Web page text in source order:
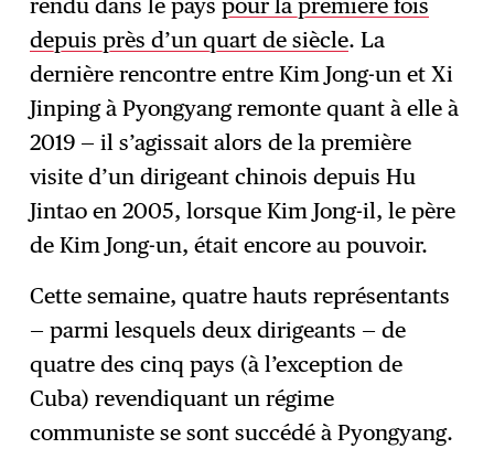
depuis près d’un quart de siècle. La
dernière rencontre entre Kim Jong-un et Xi
Jinping à Pyongyang remonte quant à elle à
2019 — il s’agissait alors de la première
visite d’un dirigeant chinois depuis Hu
Jintao en 2005, lorsque Kim Jong-il, le père
de Kim Jong-un, était encore au pouvoir.
Cette semaine, quatre hauts représentants
— parmi lesquels deux dirigeants — de
quatre des cinq pays (à l’exception de
Cuba) revendiquant un régime
communiste se sont succédé à Pyongyang.